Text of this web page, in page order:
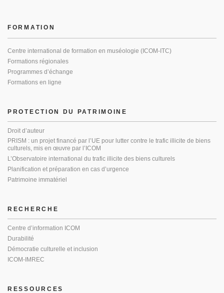
PROTECTION DU PATRIMOINE
Droit d’auteur
PRISM : un projet financé par l’UE pour lutter contre le trafic illicite de biens
culturels, mis en œuvre par l’ICOM
L’Observatoire international du trafic illicite des biens culturels
Planification et préparation en cas d’urgence
Patrimoine immatériel
FORMATION
Centre international de formation en muséologie (ICOM-ITC)
Formations régionales
Programmes d’échange
Formations en ligne
RECHERCHE
Centre d’information ICOM
Durabilité
Démocratie culturelle et inclusion
ICOM-IMREC
RESSOURCES